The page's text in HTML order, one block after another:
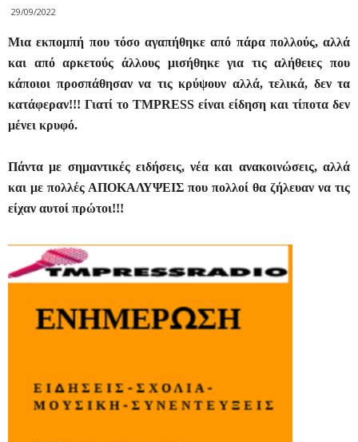
29/09/2022
Μια εκπομπή που τόσο αγαπήθηκε από πάρα πολλούς, αλλά
και από αρκετούς άλλους μισήθηκε για τις αλήθειες που
κάποιοι προσπάθησαν να τις κρύψουν αλλά, τελικά, δεν τα
κατάφεραν!!! Γιατί το TMPRESS είναι είδηση και τίποτα δεν
μένει κρυφό.
Πάντα με σημαντικές ειδήσεις, νέα και ανακοινώσεις, αλλά
και με πολλές ΑΠΟΚΑΛΥΨΕΙΣ που πολλοί θα ζήλευαν να τις
είχαν αυτοί πρώτοι!!!